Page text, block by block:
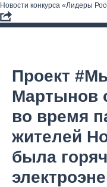
Новости конкурса «Лидеры
Проект
Мартынов
во время
жителей
была